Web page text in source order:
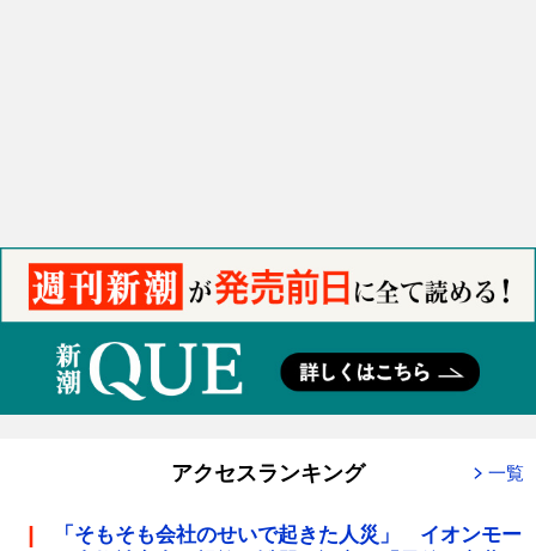
アクセスランキング 一覧
「そもそも会社のせいで起きた人災」 イオンモー